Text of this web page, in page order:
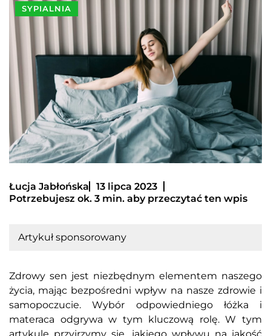
SYPIALNIA
Łucja Jabłońska
13 lipca 2023
Potrzebujesz ok. 3 min. aby przeczytać ten wpis
Artykuł sponsorowany
Zdrowy sen jest niezbędnym elementem naszego
życia, mając bezpośredni wpływ na nasze zdrowie i
samopoczucie. Wybór odpowiedniego łóżka i
materaca odgrywa w tym kluczową rolę. W tym